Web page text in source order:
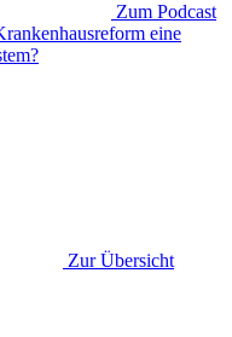
Zum Podcast
eine
Zur Übersicht